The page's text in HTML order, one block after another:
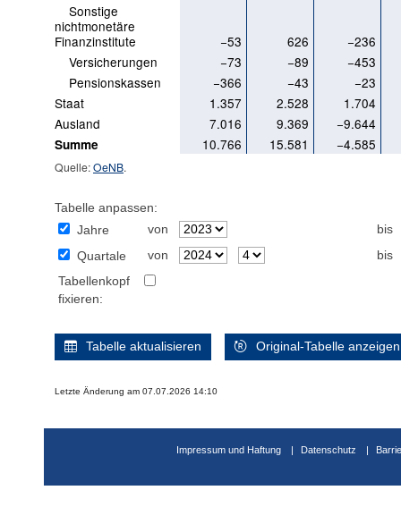
Sonstige
nichtmonetäre
Finanzinstitute
−53 626
−236
Versicherungen
−73 −89
−453
Pensionskassen
−366 −43
−23
Staat
1.357 2.528
1.704
Ausland
7.016 9.369 −9.644
Summe 10.766 15.581 −4.585
Quelle:OeNB.
Tabelle anpassen:
Jahre
von
bis
Quartale
von
bis
Tabellenkopf
fixieren:
Tabelle aktualisieren Original-Tabelle anzeigen
Letzte Änderung am 07.07.2026 14:10
Impressum und Haftung Datenschutz